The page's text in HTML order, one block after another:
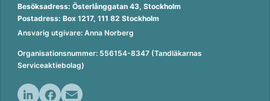
Besöksadress: Österlånggatan 43, Stockholm
Postadress: Box 1217, 111 82 Stockholm
Ansvarig utgivare: Anna Norberg
Organisationsnummer: 556154-8347 (Tandläkarnas
Serviceaktiebolag)